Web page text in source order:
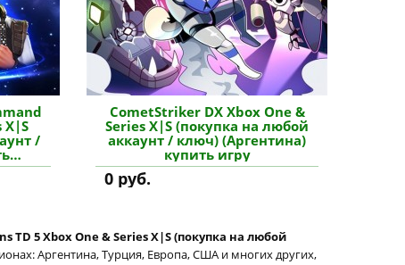
X|S
/
CometStriker DX Xbox One &
Series X|S (покупка на любой
аккаунт / ключ) (Аргентина)
купить игру
0 руб.
TD 5 Xbox One & Series X|S (покупка на любой
Аргентина, Турция, Европа, США и многих других,